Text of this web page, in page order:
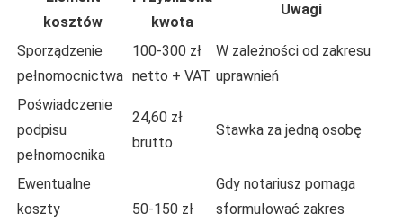
kosztów
kwota
Uwagi
Sporządzenie
pełnomocnictwa
100-300 zł
netto + VAT
W zależności od zakresu
uprawnień
Poświadczenie
podpisu
pełnomocnika
24,60 zł
brutto
Stawka za jedną osobę
Ewentualne
koszty
50-150 zł
Gdy notariusz pomaga
sformułować zakres